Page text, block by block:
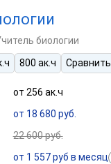
биологии
800 ак.ч Сравнить
от 256 ак.ч
от 18 680 руб.
22 600 руб.
от 1 557 руб в месяц